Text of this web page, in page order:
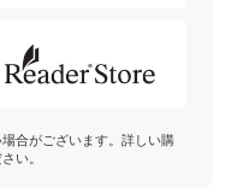
合がございます。詳しい購
い。